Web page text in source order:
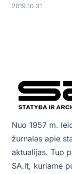
2019.10.31
Nuo 1957 m.
žurnalas apie
aktualijas. Tuo
SA.lt, kuriame